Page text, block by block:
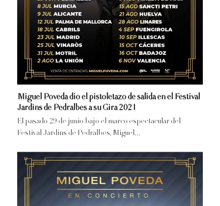
Miguel Poveda dio el pistoletazo de salida en el Festival
Jardins de Pedralbes a su Gira 2021
El pasado 29 de junio bajo el marco espectacular del
Festival Jardins de Pedralbes, Miguel…